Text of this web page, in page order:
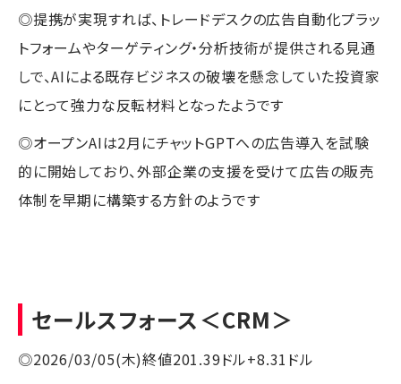
◎提携が実現すれば、トレードデスクの広告自動化プラッ
トフォームやターゲティング・分析技術が提供される見通
しで、AIによる既存ビジネスの破壊を懸念していた投資家
にとって強力な反転材料となったようです
◎オープンAIは2月にチャットGPTへの広告導入を試験
的に開始しており、外部企業の支援を受けて広告の販売
体制を早期に構築する方針のようです
セールスフォース＜CRM＞
◎2026/03/05(木)終値201.39ドル+8.31ドル